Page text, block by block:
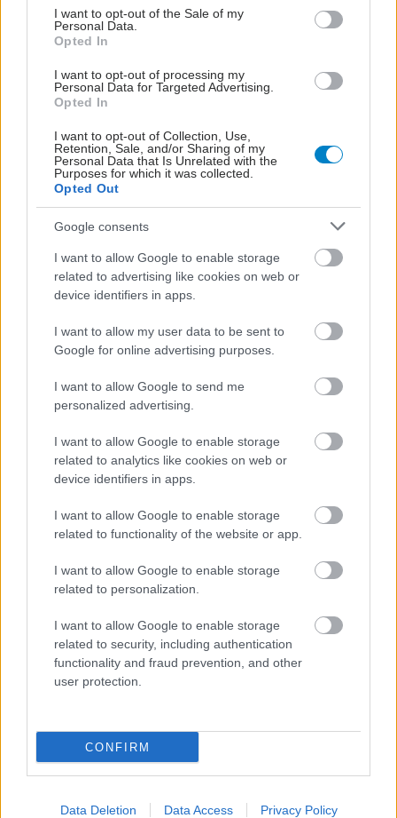
consent section.
I want to opt-out of the Sale of my
Personal Data.
Opted In
I want to opt-out of processing my
Personal Data for Targeted Advertising.
Opted In
I want to opt-out of Collection, Use,
Retention, Sale, and/or Sharing of my
Personal Data that Is Unrelated with the
Purposes for which it was collected.
Opted Out
Google consents
I want to allow Google to enable storage
related to advertising like cookies on web or
device identifiers in apps.
I want to allow my user data to be sent to
Google for online advertising purposes.
I want to allow Google to send me
personalized advertising.
I want to allow Google to enable storage
related to analytics like cookies on web or
device identifiers in apps.
I want to allow Google to enable storage
related to functionality of the website or app.
I want to allow Google to enable storage
related to personalization.
I want to allow Google to enable storage
related to security, including authentication
functionality and fraud prevention, and other
user protection.
CONFIRM
Data Deletion Data Access Privacy Policy
ΔΙΑΒΑΣΤΕ ΑΚΟΜΑ
Γιατί η χρόνια κόπωση
είναι πιθανό να ξεκινά
Γιατί δεν έχω ενέργεια;
7 τύποι ξεκούρασης
Γιατί νιώθω κούραση
διαταραχών - Τι δείχνει
ελληνική μελέτη
λάθη ασθενών και
αντιμετώπισης